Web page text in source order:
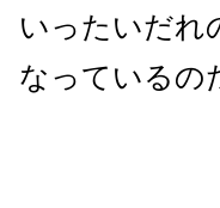
いったいだれ
なっているの